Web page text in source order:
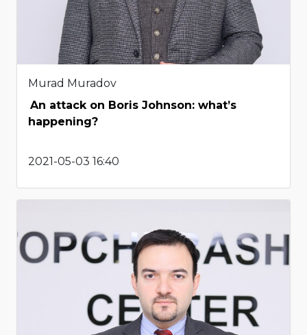
Murad Muradov
An attack on Boris Johnson: what’s
happening?
2021-05-03 16:40